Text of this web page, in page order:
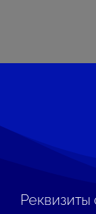
Реквизиты